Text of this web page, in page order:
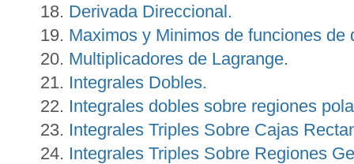
Derivada Direccional.
Maximos y Minimos de funciones de
Multiplicadores de Lagrange.
Integrales Dobles.
Integrales dobles sobre regiones
Integrales Triples Sobre Cajas
Integrales Triples Sobre Regiones